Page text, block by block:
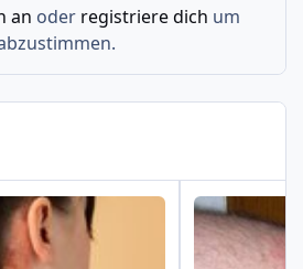
an oder registriere dich um
Folie
Karussell-Folie
und an der Hand